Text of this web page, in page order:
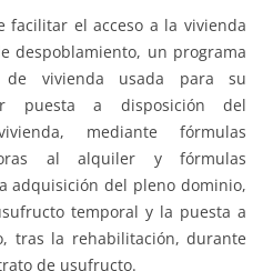
facilitar el acceso a la vivienda
despoblamiento, un programa
vivienda usada para su
puesta a disposición del
mediante fórmulas
al alquiler y fórmulas
adquisición del pleno dominio,
temporal y la puesta a
tras la rehabilitación, durante
de usufructo.